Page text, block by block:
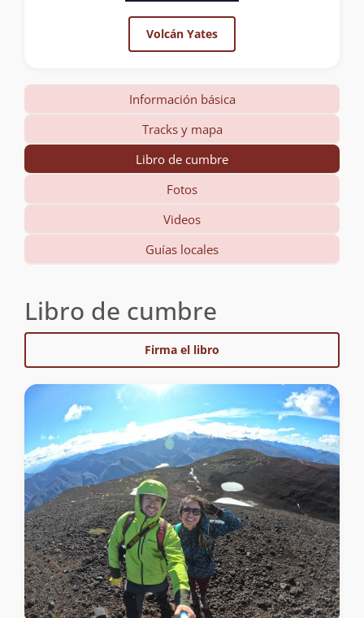
Volcán Yates
Información básica
Tracks y mapa
Libro de cumbre
Fotos
Videos
Guías locales
Libro de cumbre
Firma el libro